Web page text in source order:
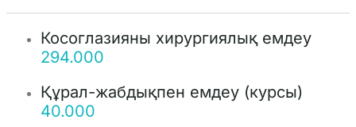
Косоглазияны хирургиялық емдеу
294.000
Құрал-жабдықпен емдеу (курсы)
40.000